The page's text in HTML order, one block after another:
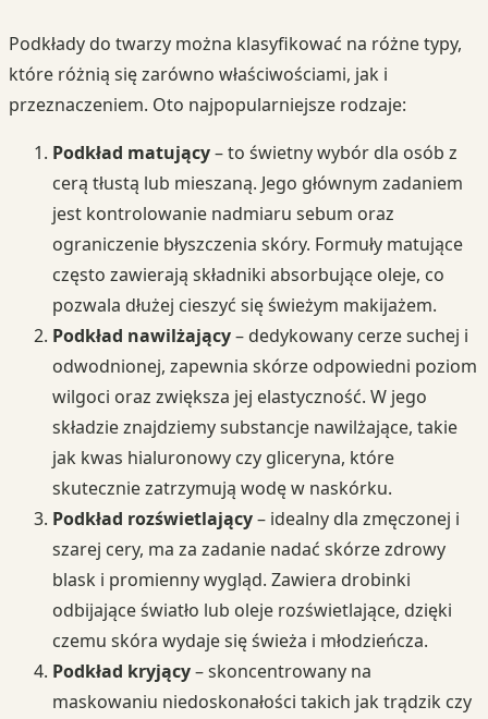
Podkłady do twarzy można klasyfikować na różne typy,
które różnią się zarówno właściwościami, jak i
przeznaczeniem. Oto najpopularniejsze rodzaje:
Podkład matujący– to świetny wybór dla osób z
cerą tłustą lub mieszaną. Jego głównym zadaniem
jest kontrolowanie nadmiaru sebum oraz
ograniczenie błyszczenia skóry. Formuły matujące
często zawierają składniki absorbujące oleje, co
pozwala dłużej cieszyć się świeżym makijażem.
Podkład nawilżający– dedykowany cerze suchej i
odwodnionej, zapewnia skórze odpowiedni poziom
wilgoci oraz zwiększa jej elastyczność. W jego
składzie znajdziemy substancje nawilżające, takie
jak kwas hialuronowy czy gliceryna, które
skutecznie zatrzymują wodę w naskórku.
Podkład rozświetlający– idealny dla zmęczonej i
szarej cery, ma za zadanie nadać skórze zdrowy
blask i promienny wygląd. Zawiera drobinki
odbijające światło lub oleje rozświetlające, dzięki
czemu skóra wydaje się świeża i młodzieńcza.
Podkład kryjący– skoncentrowany na
maskowaniu niedoskonałości takich jak trądzik czy